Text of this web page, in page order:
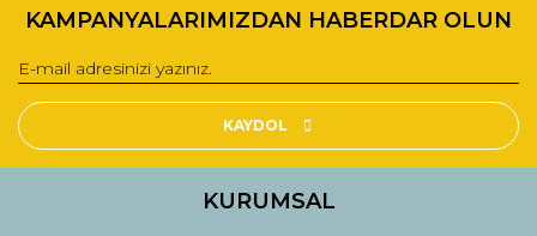
Görüş ve önerileriniz için teşekkür ederiz.
Ürün resmi kalitesiz, bozuk veya görüntülenemiyor.
Ürün açıklamasında eksik bilgiler bulunuyor.
Ürün fiyatı diğer sitelerden daha pahalı.
KAMPANYALARIMIZDAN HABERDAR OLUN
KAYDOL
KURUMSAL